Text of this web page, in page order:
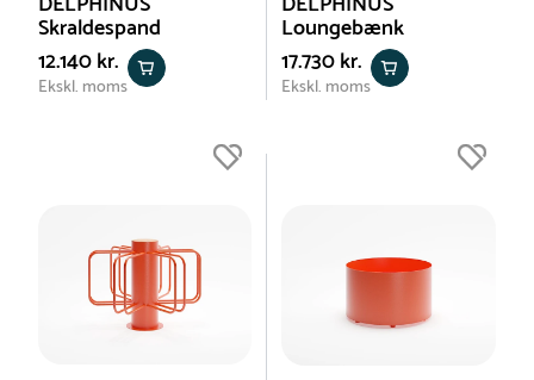
Skraldespand
12.140 kr.
Ekskl. moms
Loungebænk
17.730 kr.
Ekskl. moms